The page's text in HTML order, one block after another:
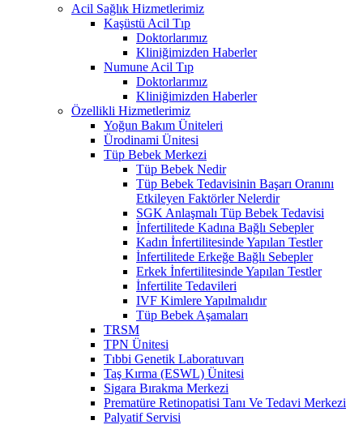
Acil Sağlık Hizmetlerimiz
Kaşüstü Acil Tıp
Doktorlarımız
Kliniğimizden Haberler
Numune Acil Tıp
Doktorlarımız
Kliniğimizden Haberler
Özellikli Hizmetlerimiz
Yoğun Bakım Üniteleri
Ürodinami Ünitesi
Tüp Bebek Merkezi
Tüp Bebek Nedir
Tüp Bebek Tedavisinin Başarı Oranını
Etkileyen Faktörler Nelerdir
SGK Anlaşmalı Tüp Bebek Tedavisi
İnfertilitede Kadına Bağlı Sebepler
Kadın İnfertilitesinde Yapılan Testler
İnfertilitede Erkeğe Bağlı Sebepler
Erkek İnfertilitesinde Yapılan Testler
İnfertilite Tedavileri
IVF Kimlere Yapılmalıdır
Tüp Bebek Aşamaları
TRSM
TPN Ünitesi
Tıbbi Genetik Laboratuvarı
Taş Kırma (ESWL) Ünitesi
Sigara Bırakma Merkezi
Prematüre Retinopatisi Tanı Ve Tedavi Merkezi
Palyatif Servisi